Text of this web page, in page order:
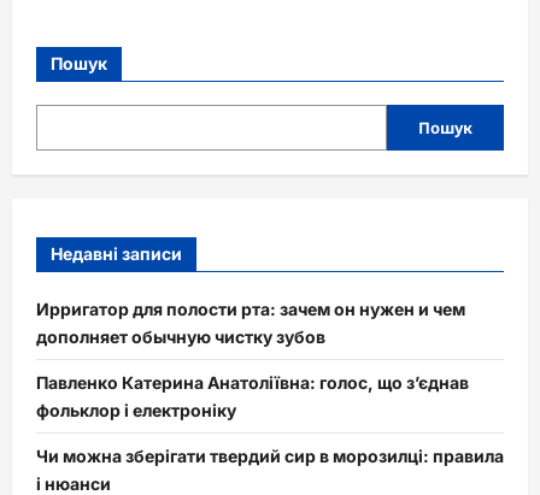
Пошук
Пошук
Недавні записи
Ирригатор для полости рта: зачем он нужен и чем
дополняет обычную чистку зубов
Павленко Катерина Анатоліївна: голос, що з’єднав
фольклор і електроніку
Чи можна зберігати твердий сир в морозилці: правила
і нюанси